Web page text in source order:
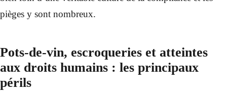
pièges y sont nombreux.
Pots-de-vin, escroqueries et atteintes
aux droits humains : les principaux
périls